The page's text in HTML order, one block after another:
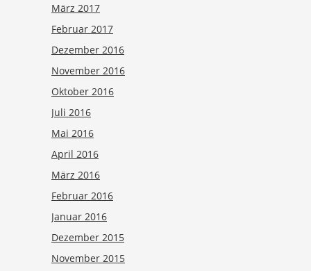
März 2017
Februar 2017
Dezember 2016
November 2016
Oktober 2016
Juli 2016
Mai 2016
April 2016
März 2016
Februar 2016
Januar 2016
Dezember 2015
November 2015